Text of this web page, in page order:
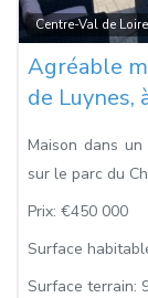
Centre-Val de Loire
Agréable
de Luynes,
Maison dans
sur le parc du
Prix: €450 000
Surface
Surface terrain: